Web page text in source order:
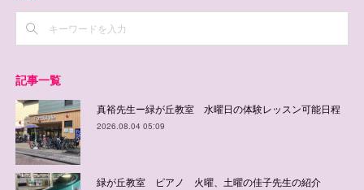
記事一覧
真裕先生ー緑が丘教室 水曜日の体験レッスン可能日程
2026.08.04 05:09
緑が丘教室 ピアノ 火曜、土曜の佳子先生の紹介